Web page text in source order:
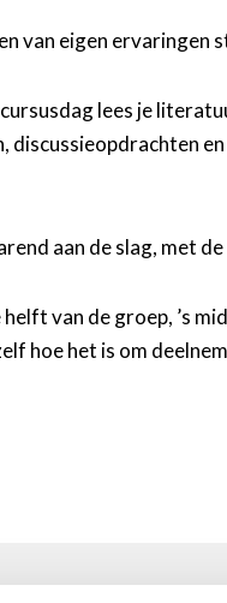
van eigen ervaringen
lees je
aan de slag, met
van de groep, ’s
hoe het is om